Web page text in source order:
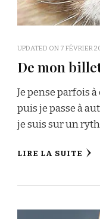
UPDATED ON 7 FÉVRIER
De mon
Je pense parfois à
puis je passe à
je suis sur un
LIRE LA SUITE